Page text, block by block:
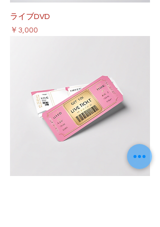
ライブDVD
価格
￥3,000